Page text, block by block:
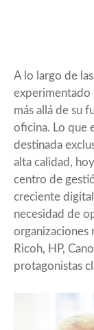
A lo largo de
experimentado
más allá de su
oficina. Lo que
destinada
alta calidad,
centro de
creciente
necesidad de
organizaciones
Ricoh, HP,
protagonistas